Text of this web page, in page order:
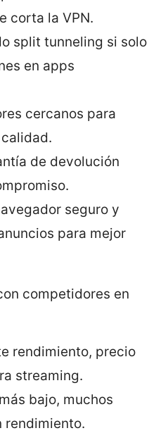
corta la VPN.
split tunneling si solo
en apps
cercanos para
de devolución
seguro y
para mejor
competidores en
rendimiento, precio
streaming.
bajo, muchos
rendimiento.